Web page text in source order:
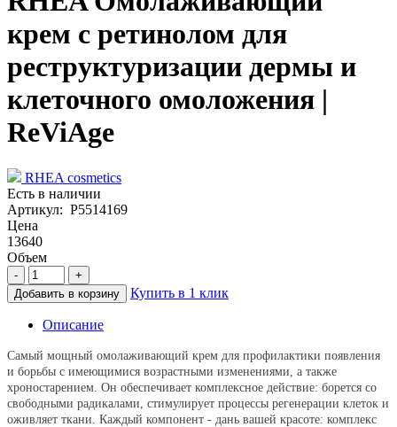
крем с ретинолом для
реструктуризации дермы и
клеточного омоложения |
ReViAge
RHEA cosmetics
Есть в наличии
Артикул: P5514169
Цена
13640
Объем
-
+
Добавить в корзину
Купить в 1 клик
Описание
Самый мощный омолаживающий крем для профилактики появления
и борьбы с имеющимися возрастными изменениями, а также
хроностарением. Он обеспечивает комплексное действие: борется со
свободными радикалами, стимулирует процессы регенерации клеток и
оживляет ткани. Каждый компонент - дань вашей красоте: комплекс